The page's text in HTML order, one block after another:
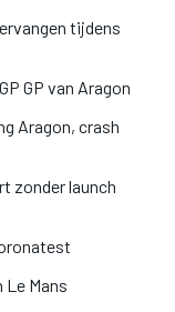
tijdens
GP van Aragon
Aragon, crash
zonder launch
Le Mans